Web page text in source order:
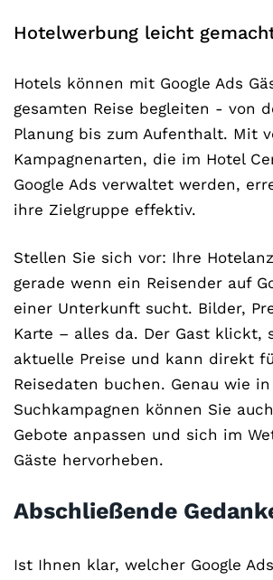
Hotelwerbung leicht
Hotels können mit Google Ads
gesamten Reise begleiten - von
Planung bis zum Aufenthalt. Mit
Kampagnenarten, die im Hotel
Google Ads verwaltet werden,
ihre Zielgruppe effektiv.
Stellen Sie sich vor: Ihre
gerade wenn ein Reisender auf
einer Unterkunft sucht. Bilder,
Karte – alles da. Der Gast klickt,
aktuelle Preise und kann direkt
Reisedaten buchen. Genau wie in
Suchkampagnen können Sie
Gebote anpassen und sich im
Gäste hervorheben.
Abschließende
Ist Ihnen klar, welcher Google Ads